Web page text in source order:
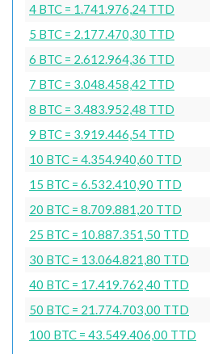
4 BTC = 1.741.976,24 TTD
5 BTC = 2.177.470,30 TTD
6 BTC = 2.612.964,36 TTD
7 BTC = 3.048.458,42 TTD
8 BTC = 3.483.952,48 TTD
9 BTC = 3.919.446,54 TTD
10 BTC = 4.354.940,60 TTD
15 BTC = 6.532.410,90 TTD
20 BTC = 8.709.881,20 TTD
25 BTC = 10.887.351,50 TTD
30 BTC = 13.064.821,80 TTD
40 BTC = 17.419.762,40 TTD
50 BTC = 21.774.703,00 TTD
100 BTC = 43.549.406,00 TTD